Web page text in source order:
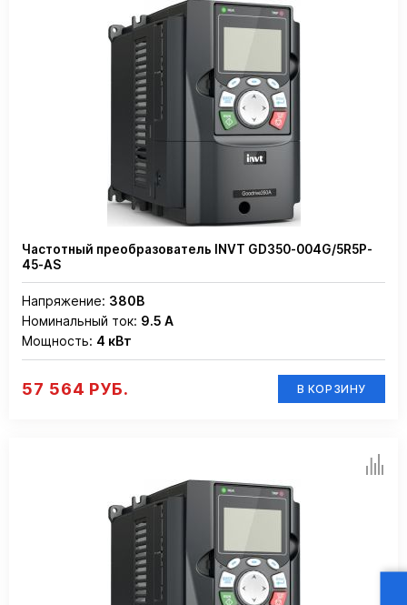
Частотный преобразователь INVT GD350-004G/5R5P-
45-AS
Напряжение: 380В
Номинальный ток: 9.5 А
Мощность: 4 кВт
57 564 РУБ. В КОРЗИНУ